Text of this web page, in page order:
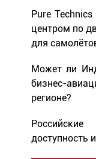
Pure
центром по
для
Может ли
бизнес-
регионе?
доступность